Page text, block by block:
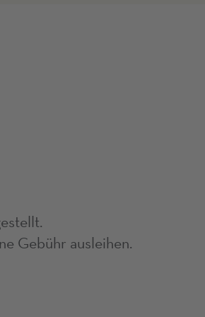
Gebühr ausleihen.